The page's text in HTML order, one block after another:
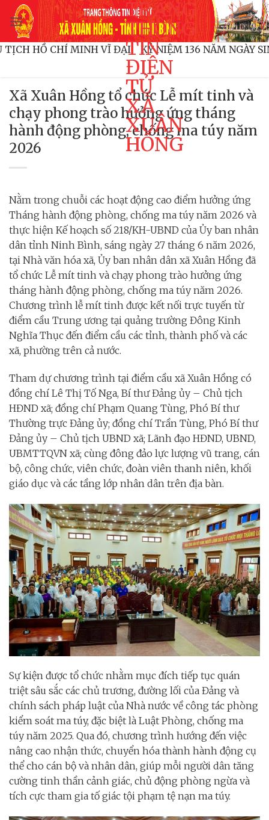
qua
dung
TRANG
THÔNG
TIN
ĐIỆN
TỬ
XÃ
XUÂN
HỒNG
CHỦ TỊCH HỒ CHÍ MINH VĨ ĐẠI! KỶ NIỆM 136 NĂM
Xã Xuân Hồng tổ chức Lễ mít tinh và
chạy phong trào hưởng ứng tháng
hành động phòng, chống ma túy năm
2026
Nằm trong chuỗi các hoạt động cao điểm hưởng ứng
Tháng hành động phòng, chống ma túy năm 2026 và
thực hiện Kế hoạch số 218/KH-UBND của Ủy ban nhân
dân tỉnh Ninh Bình, sáng ngày 27 tháng 6 năm 2026,
tại Nhà văn hóa xã, Ủy ban nhân dân xã Xuân Hồng đã
tổ chức Lễ mít tinh và chạy phong trào hưởng ứng
tháng hành động phòng, chống ma túy năm 2026.
Chương trình lễ mít tinh được kết nối trực tuyến từ
điểm cầu Trung ương tại quảng trường Đông Kinh
Nghĩa Thục đến điểm cầu các tỉnh, thành phố và các
xã, phường trên cả nước.
Tham dự chương trình tại điểm cầu xã Xuân Hồng có
đồng chí Lê Thị Tố Nga, Bí thư Đảng ủy – Chủ tịch
HĐND xã; đồng chí Phạm Quang Tùng, Phó Bí thư
Thường trực Đảng ủy; đồng chí Trần Tùng, Phó Bí thư
Đảng ủy – Chủ tịch UBND xã; Lãnh đạo HĐND, UBND,
UBMTTQVN xã; cùng đông đảo lực lượng vũ trang, cán
bộ, công chức, viên chức, đoàn viên thanh niên, khối
giáo dục và các tầng lớp nhân dân trên địa bàn.
Sự kiện được tổ chức nhằm mục đích tiếp tục quán
triệt sâu sắc các chủ trương, đường lối của Đảng và
chính sách pháp luật của Nhà nước về công tác phòng
kiểm soát ma túy, đặc biệt là Luật Phòng, chống ma
túy năm 2025. Qua đó, chương trình hướng đến việc
nâng cao nhận thức, chuyển hóa thành hành động cụ
thể cho cán bộ và nhân dân, giúp mỗi người dân tăng
cường tinh thần cảnh giác, chủ động phòng ngừa và
tích cực tham gia tố giác tội phạm tệ nạn ma túy.